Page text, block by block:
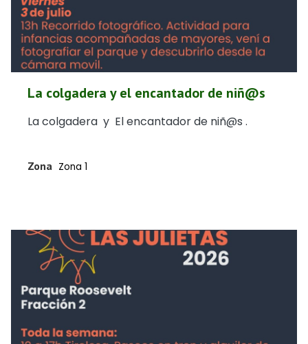
La colgadera y el encantador de niñ@s
La colgadera y El encantador de niñ@s .
Zona Zona 1